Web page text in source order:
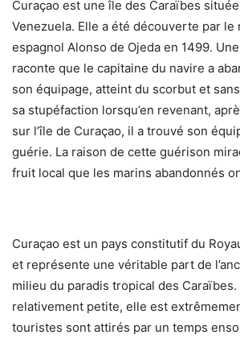
Curaçao est une île des Caraïbes
Venezuela. Elle a été découverte par le
espagnol Alonso de Ojeda en 1499.
raconte que le capitaine du navire a
son équipage, atteint du scorbut et
sa stupéfaction lorsqu’en revenant,
sur l’île de Curaçao, il a trouvé son
guérie. La raison de cette guérison
fruit local que les marins abandonnés
Curaçao est un pays constitutif du
et représente une véritable part de
milieu du paradis tropical des Caraïbes.
relativement petite, elle est
touristes sont attirés par un temps